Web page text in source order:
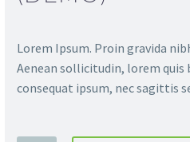
Lorem Ipsum. Proin gravida
Aenean sollicitudin, lorem
consequat ipsum, nec sagittis